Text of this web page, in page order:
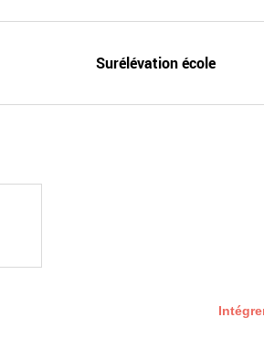
Surélévation école